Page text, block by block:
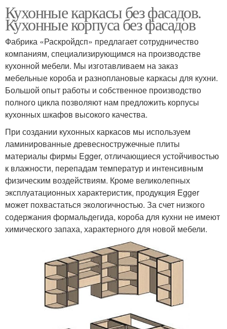
Кухонные каркасы без фасадов.
Кухонные корпуса без фасадов
Фабрика «Раскройдсп» предлагает сотрудничество
компаниям, специализирующимся на производстве
кухонной мебели. Мы изготавливаем на заказ
мебельные короба и разноплановые каркасы для кухни.
Большой опыт работы и собственное производство
полного цикла позволяют нам предложить корпусы
кухонных шкафов высокого качества.
При создании кухонных каркасов мы используем
ламинированные древесностружечные плиты
материалы фирмы Egger, отличающиеся устойчивостью
к влажности, перепадам температур и интенсивным
физическим воздействиям. Кроме великолепных
эксплуатационных характеристик, продукция Egger
может похвастаться экологичностью. За счет низкого
содержания формальдегида, короба для кухни не имеют
химического запаха, характерного для новой мебели.